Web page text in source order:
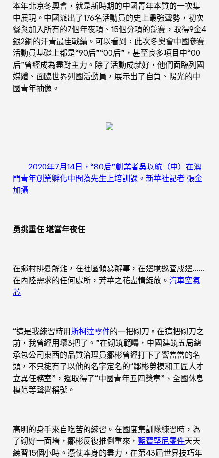
本年北京冬奧會，就是新時期的中國青年本質的一次集
中展現。中國派出了176名活動員的史上最強聲勢，初次
餐與加入所有的7個年夜項、15個分項的競賽，取得9金4
銀2銅的汗青最佳戰績。可以看到，此次冬奧會中國參賽
活動員基礎上都是“90后”“00后”，甚至良多項目中“00
后”曾經成為盡對主力。除了活動成就好，他們面臨列國
媒體、面臨世界列國活動員，展示出了自負、陽光的中
國青年抽像。
2020年7月14日，“80后”創業者吳以航（中）在澳
門青年創業孵化中間為先生上培訓課。新華社記者 張金
加攝
勇挑重任 堪當年夜任
在鄉村排憂解難，在社區傾慕辦事，在邊境巡查戍邊……
在內陸需求的任何處所，芳華之花盡情綻放。 汽車空氣
芯
“這是我練習時用斯柯達零件的一把砌刀。在這把砌刀之
前，我曾經用壞3把了。”在砌筑範疇，中國建筑五局總
承包公司東西的品質治理員鄒彬曾經打下了響當當的名
頭，不只擁有了以他的名字定名的“鄒彬勞模和工匠人才
立異任務室”，還取得了“中國青年五四獎章”、全國休息
模范等聲譽稱號。
高明的身手來自吃苦的練習。在國度集訓隊練習時，為
了砌好一面墻，鄒彬反復推倒重來， 藍寶堅尼零件天天
練習15個小時。憑仗本身的盡力，在第43屆世界技巧年